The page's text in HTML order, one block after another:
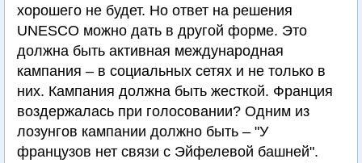
хорошего не будет. Но ответ на решения
UNESCO можно дать в другой форме. Это
должна быть активная международная
кампания – в социальных сетях и не только в
них. Кампания должна быть жесткой. Франция
воздержалась при голосовании? Одним из
лозунгов кампании должно быть – "У
французов нет связи с Эйфелевой башней".